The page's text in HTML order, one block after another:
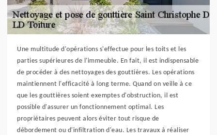
Une multitude d'opérations s'effectue pour les toits et les
parties supérieures de l'immeuble. En fait, il est indispensable
de procéder à des nettoyages des gouttières. Les opérations
maintiennent l'efficacité à long terme. Quand on veille à ce
que les gouttières soient exemptes d'obstruction, il est
possible d'assurer un fonctionnement optimal. Les
propriétaires peuvent alors éviter tout risque de
débordement ou d'infiltration d'eau. Les travaux à réaliser